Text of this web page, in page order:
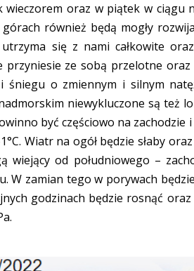
oraz w piątek w ciągu
również będą mogły
się z nami całkowite
ze sobą przelotne oraz
śniegu o zmiennym i silnym
niewykluczone są też
być częściowo na
Wiatr na ogół będzie słaby
wiejący od południowego –
W zamian tego w porywach
godzinach będzie rosnąć